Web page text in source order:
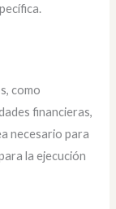
como
financieras,
necesario para
la ejecución